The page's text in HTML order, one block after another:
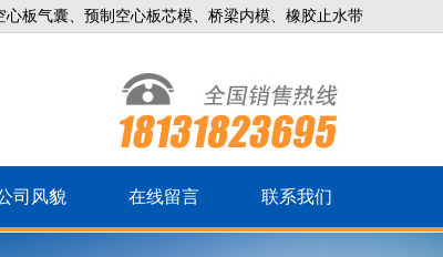
板气囊、预制空心板芯模、桥梁内模、橡胶止水带
司风貌 在线留言 联系我们